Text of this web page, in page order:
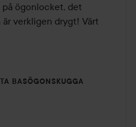
ögonlocket, det
verkligen drygt! Värt
BASÖGONSKUGGA